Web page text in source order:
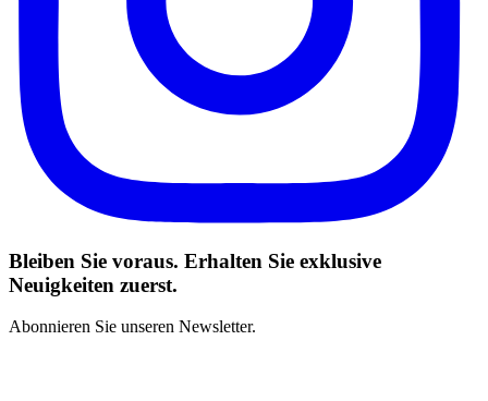
Bleiben Sie voraus. Erhalten Sie exklusive
Neuigkeiten zuerst.
Abonnieren Sie unseren Newsletter.